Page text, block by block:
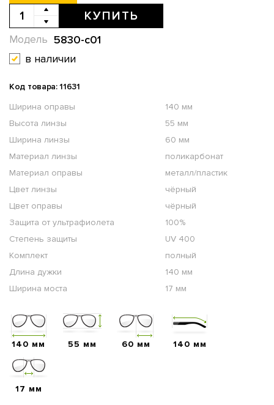
КУПИТЬ
5830-c01
Модель
в наличии
Код товара: 11631
Ширина оправы
140 мм
Высота линзы
55 мм
Ширина линзы
60 мм
Материал линзы
поликарбонат
Материал оправы
металл/пластик
Цвет линзы
чёрный
Цвет оправы
чёрный
Защита от ультрафиолета
100%
Степень защиты
UV 400
Комплект
полный
Длина дужки
140 мм
Ширина моста
17 мм
140 мм 55 мм 60 мм 140 мм
17 мм